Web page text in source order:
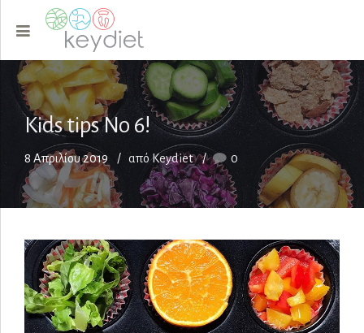
Kids tips Νο 6!
8 Απριλίου 2019 από Keydiet 0